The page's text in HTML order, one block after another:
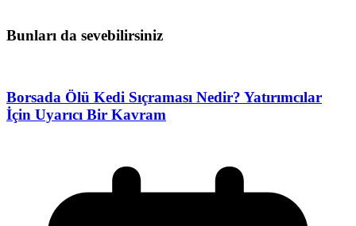
Bunları da sevebilirsiniz
Borsada Ölü Kedi Sıçraması Nedir? Yatırımcılar
İçin Uyarıcı Bir Kavram